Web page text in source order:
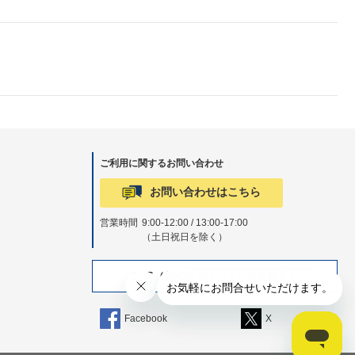
ご利用に関するお問い合わせ
お問い合わせはこちら
営業時間 9:00-12:00 / 13:00-17:00
（土日祝日を除く）
SNS（公式アカウント）も更新中！
Facebook X